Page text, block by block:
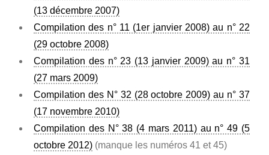
(13 décembre 2007)
Compilation des n° 11 (1er janvier 2008) au n° 22
(29 octobre 2008)
Compilation des n° 23 (13 janvier 2009) au n° 31
(27 mars 2009)
Compilation des N° 32 (28 octobre 2009) au n° 37
(17 novembre 2010)
Compilation des N° 38 (4 mars 2011) au n° 49 (5
octobre 2012) (manque les numéros 41 et 45)